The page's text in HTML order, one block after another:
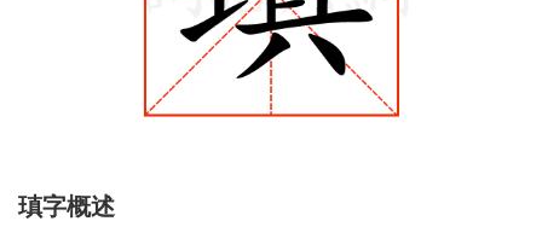
瑱字概述